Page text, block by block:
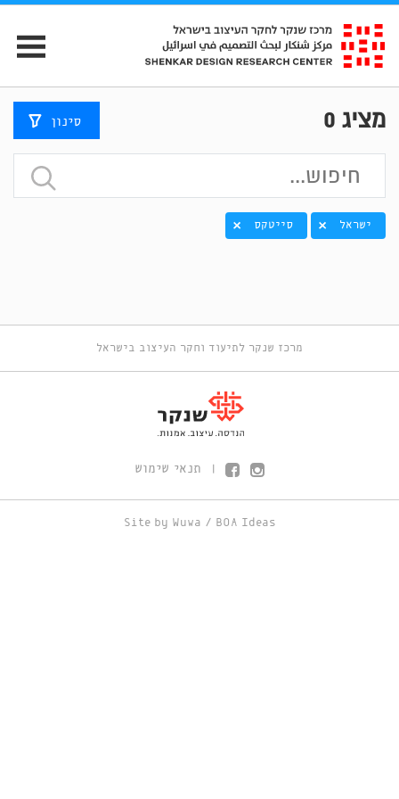
מציג 0 סינון
ישראל סייטקס
מרכז שנקר לתיעוד וחקר העיצוב בישראל
תנאי שימוש
Site by Wuwa / BOA Ideas